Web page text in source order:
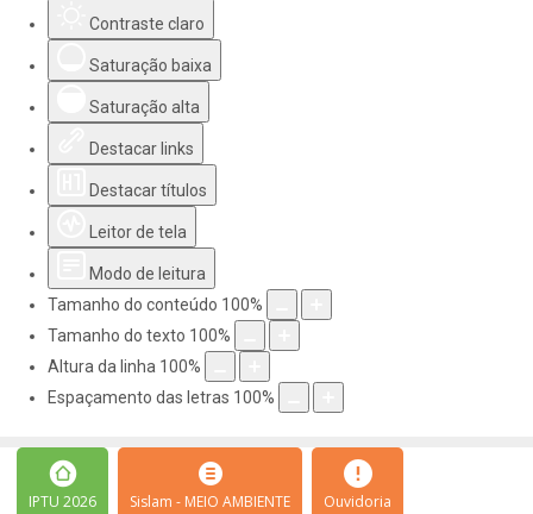
Contraste claro
Saturação baixa
Saturação alta
Destacar links
Destacar títulos
Leitor de tela
Modo de leitura
Tamanho do conteúdo 100%
Tamanho do texto 100%
Altura da linha 100%
Espaçamento das letras 100%
IPTU 2026 Sislam - MEIO AMBIENTE Ouvidoria